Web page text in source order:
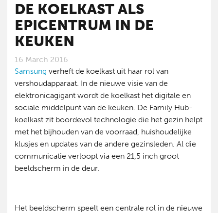
DE KOELKAST ALS
EPICENTRUM IN DE
KEUKEN
16 March 2016
Samsung verheft de koelkast uit haar rol van
vershoudapparaat. In de nieuwe visie van de
elektronicagigant wordt de koelkast het digitale en
sociale middelpunt van de keuken. De Family Hub-
koelkast zit boordevol technologie die het gezin helpt
met het bijhouden van de voorraad, huishoudelijke
klusjes en updates van de andere gezinsleden. Al die
communicatie verloopt via een 21,5 inch groot
beeldscherm in de deur.
Het beeldscherm speelt een centrale rol in de nieuwe